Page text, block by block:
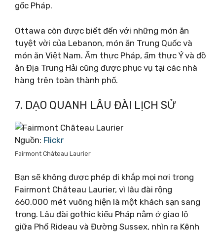
gốc Pháp.
Ottawa còn được biết đến với những món ăn
tuyệt vời của Lebanon, món ăn Trung Quốc và
món ăn Việt Nam. Ẩm thực Pháp, ẩm thực Ý và đồ
ăn Địa Trung Hải cũng được phục vụ tại các nhà
hàng trên toàn thành phố.
7. DẠO QUANH LÂU ĐÀI LỊCH SỬ
Nguồn: Flickr
Fairmont Château Laurier
Bạn sẽ không được phép đi khắp mọi nơi trong
Fairmont Château Laurier, vì lâu đài rộng
660.000 mét vuông hiện là một khách sạn sang
trọng. Lâu đài gothic kiểu Pháp nằm ở giao lộ
giữa Phố Rideau và Đường Sussex, nhìn ra Kênh